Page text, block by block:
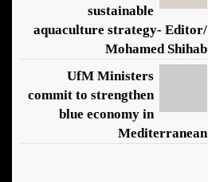
sustainable
aquaculture strategy- Editor/
Mohamed Shihab
UfM Ministers
commit to strengthen
blue economy in
Mediterranean